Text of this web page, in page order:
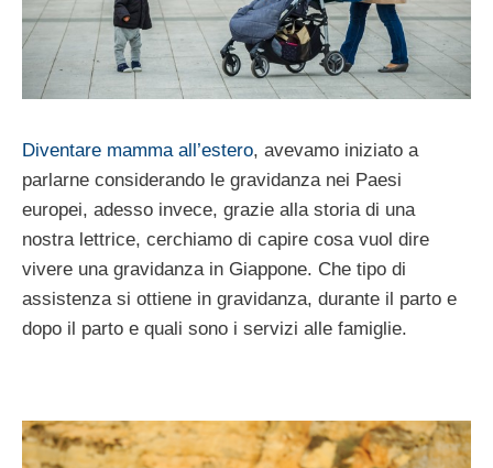
Diventare mamma all’estero, avevamo iniziato a
parlarne considerando le gravidanza nei Paesi
europei, adesso invece, grazie alla storia di una
nostra lettrice, cerchiamo di capire cosa vuol dire
vivere una gravidanza in Giappone. Che tipo di
assistenza si ottiene in gravidanza, durante il parto e
dopo il parto e quali sono i servizi alle famiglie.